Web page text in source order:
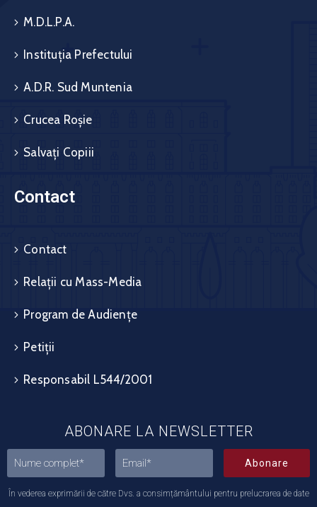
M.D.L.P.A.
Instituția Prefectului
A.D.R. Sud Muntenia
Crucea Roșie
Salvați Copiii
Contact
Contact
Relații cu Mass-Media
Program de Audiențe
Petiții
Responsabil L544/2001
ABONARE LA NEWSLETTER
Abonare
În vederea exprimării de către Dvs. a consimțământului pentru prelucrarea de date